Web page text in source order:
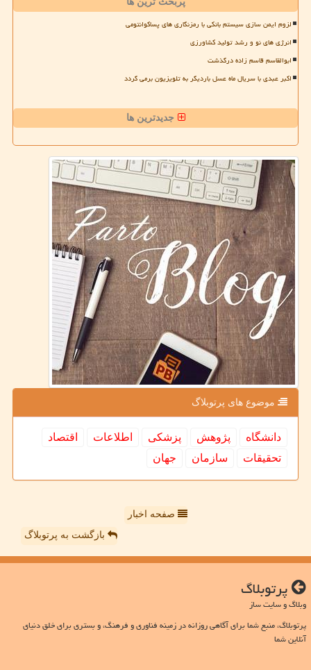
لزوم ایمن سازی سیستم بانکی با رمزنگاری های پساکوانتومی
انرژی های نو و رشد تولید کشاورزی
ابوالقاسم قاسم زاده درگذشت
اکبر عبدی با سریال ماه عسل باردیگر به تلویزیون برمی گردد
جدیدترین ها
موضوع های پرتوبلاگ
دانشگاه پژوهش پزشكی اطلاعات
اقتصاد
تحقیقات
سازمان جهان
صفحه اخبار
بازگشت به پرتوبلاگ
پرتوبلاگ
وبلاگ و سایت ساز
پرتوبلاگ، منبع شما برای آگاهی روزانه در زمینه فناوری و فرهنگ، و بستری برای خلق دنیای
آنلاین شما